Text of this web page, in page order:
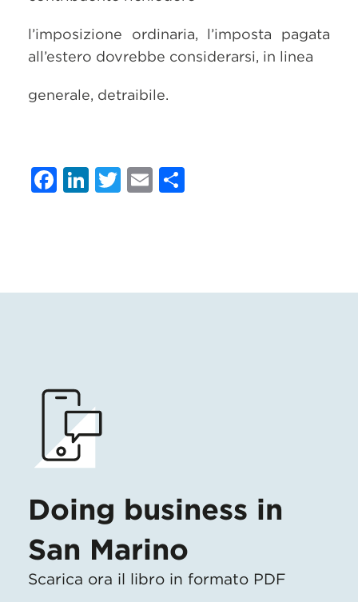
l’imposizione ordinaria, l’imposta pagata
all’estero dovrebbe considerarsi, in linea
generale, detraibile.
Facebook
LinkedIn
Twitter
Email
Doing business in
San Marino
Scarica ora il libro in formato PDF